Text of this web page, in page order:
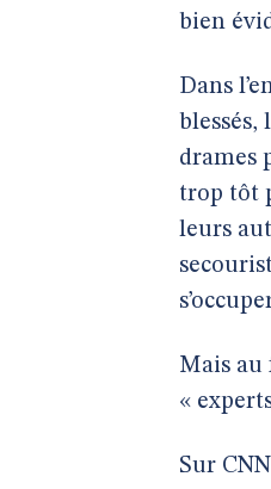
bien
Dans
blessés,
drames
trop tôt
leurs
Mais au
«
Sur